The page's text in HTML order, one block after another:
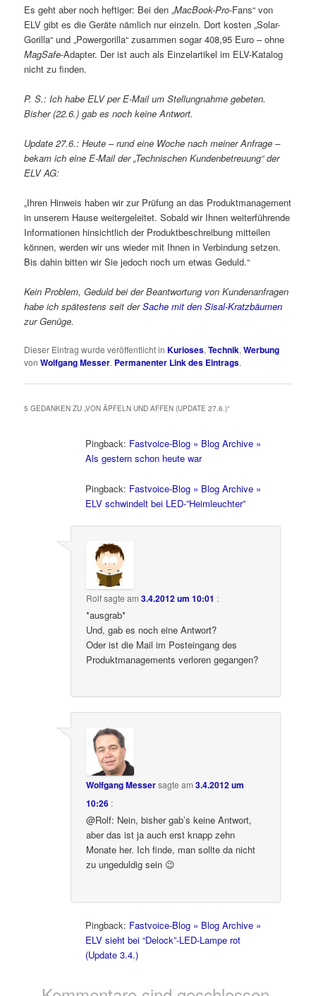
Es geht aber noch heftiger: Bei den „MacBook-Pro-Fans“ von
ELV gibt es die Geräte nämlich nur einzeln. Dort kosten „Solar-
Gorilla“ und „Powergorilla“ zusammen sogar 408,95 Euro – ohne
MagSafe-Adapter. Der ist auch als Einzelartikel im ELV-Katalog
nicht zu finden.
P. S.: Ich habe ELV per E-Mail um Stellungnahme gebeten.
Bisher (22.6.) gab es noch keine Antwort.
Update 27.6.: Heute – rund eine Woche nach meiner Anfrage –
bekam ich eine E-Mail der „Technischen Kundenbetreuung“ der
ELV AG:
„Ihren Hinweis haben wir zur Prüfung an das Produktmanagement
in unserem Hause weitergeleitet. Sobald wir Ihnen weiterführende
Informationen hinsichtlich der Produktbeschreibung mitteilen
können, werden wir uns wieder mit Ihnen in Verbindung setzen.
Bis dahin bitten wir Sie jedoch noch um etwas Geduld.“
Kein Problem, Geduld bei der Beantwortung von Kundenanfragen
habe ich spätestens seit derSache mit den Sisal-Kratzbäumen
zur Genüge.
Dieser Eintrag wurde veröffentlicht inKurioses,Technik,Werbung
vonWolfgang Messer. Permanenter Link des Eintrags.
5 GEDANKEN ZU „VON ÄPFELN UND AFFEN (UPDATE 27.6.)“
Pingback: Fastvoice-Blog » Blog Archive »
Als gestern schon heute war
Pingback: Fastvoice-Blog » Blog Archive »
ELV schwindelt bei LED-”Heimleuchter”
Rolfsagte am3.4.2012 um 10:01 :
*ausgrab*
Und, gab es noch eine Antwort?
Oder ist die Mail im Posteingang des
Produktmanagements verloren gegangen?
Wolfgang Messersagte am3.4.2012 um
10:26 :
@Rolf: Nein, bisher gab’s keine Antwort,
aber das ist ja auch erst knapp zehn
Monate her. Ich finde, man sollte da nicht
zu ungeduldig sein 😉
Pingback: Fastvoice-Blog » Blog Archive »
ELV sieht bei “Delock”-LED-Lampe rot
(Update 3.4.)